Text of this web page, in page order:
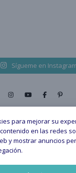
Sígueme en Instagram
© - All Rights Reserved.
para mejorar su
en las redes
y mostrar anuncios